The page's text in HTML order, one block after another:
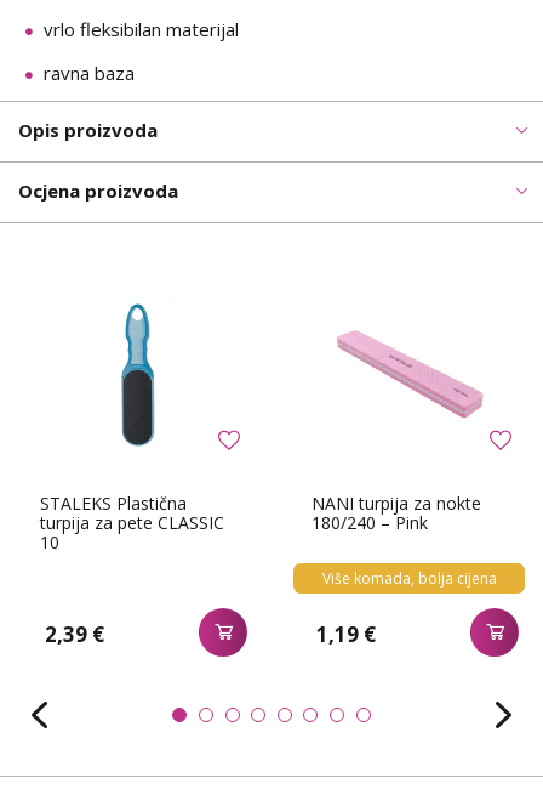
vrlo fleksibilan materijal
ravna baza
Opis proizvoda
Ocjena proizvoda
STALEKS Plastična
turpija za pete CLASSIC
10
2,39 €
NANI turpija za nokte
180/240 – Pink
Više komada, bolja cijena
1,19 €